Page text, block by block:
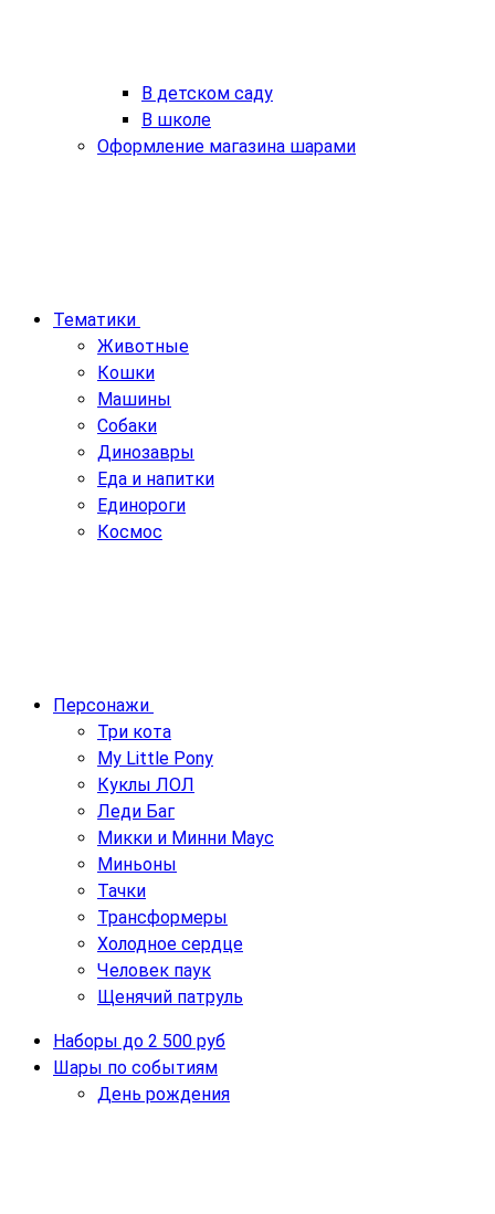
В детском саду
В школе
Оформление магазина шарами
Тематики
Животные
Кошки
Машины
Собаки
Динозавры
Еда и напитки
Единороги
Космос
Персонажи
Три кота
My Little Pony
Куклы ЛОЛ
Леди Баг
Микки и Минни Маус
Миньоны
Тачки
Трансформеры
Холодное сердце
Человек паук
Щенячий патруль
Наборы до 2 500 руб
Шары по событиям
День рождения